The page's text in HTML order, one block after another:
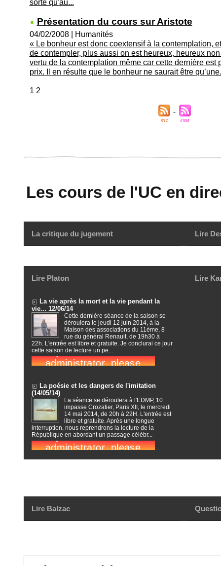
sorte qu'au...
Présentation du cours sur Aristote
04/02/2008| Humanités
« Le bonheur est donc coextensif à la contemplation,
de contempler, plus aussi on est heureux, heureux
vertu de la contemplation même car cette dernière est
prix. Il en résulte que le bonheur ne saurait être
1 2
Les cours de l'UC en
La critique du jugement Lire
Lire Platon
La vie après la mort et la vie pendant la
vie... 12/06/14
Cette dernière séance de la saison se
déroulera le jeudi 12 juin 2014, à la
Maison des associations du 11ème, 8
rue du général Renault, de 19h30 à
22h. L'entrée est libre et gratuite. Je conclurai ce jour
cette saison de lecture un pe...
La poésie et les dangers de l'imitation
(14/05/14)
La séance se déroulera à l'EDMP, 10
impasse Crozatier, Paris XII, le mercredi
14 mai 2014, de 20h à 22H. L'entrée est
libre et gratuite. Après une longue
interruption, nous reprendrons la lecture de la
République en abordant un passage célèbr...
Lire
Lire Balzac